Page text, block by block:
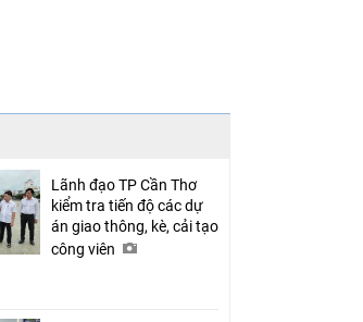
Chia sẻ
Lãnh đạo TP Cần Thơ
kiểm tra tiến độ các dự
án giao thông, kè, cải tạo
công viên